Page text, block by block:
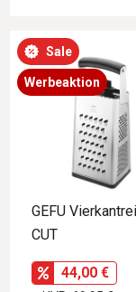
Sale
Werbeaktion
GEFU
CUT
44,00 €